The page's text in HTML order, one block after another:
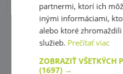
Hračky - Tematika
Hudobné nástroje
Výtvarné pomôcky -
partnermi, ktorí ich
inými informáciami,
alebo ktoré
služieb. Prečítať viac
ZOBRAZIŤ VŠETKÝCH
(1697) →